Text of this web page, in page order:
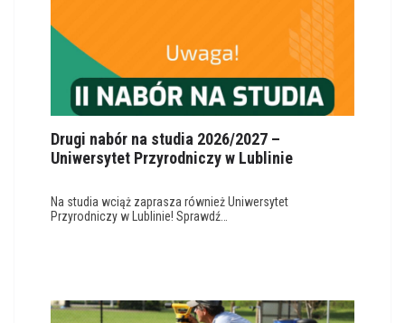
Drugi nabór na studia 2026/2027 –
Uniwersytet Przyrodniczy w Lublinie
Na studia wciąż zaprasza również Uniwersytet
Przyrodniczy w Lublinie! Sprawdź…